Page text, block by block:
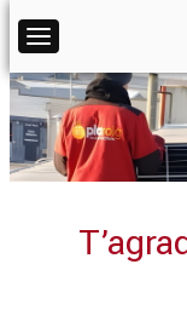
Toggle navigation